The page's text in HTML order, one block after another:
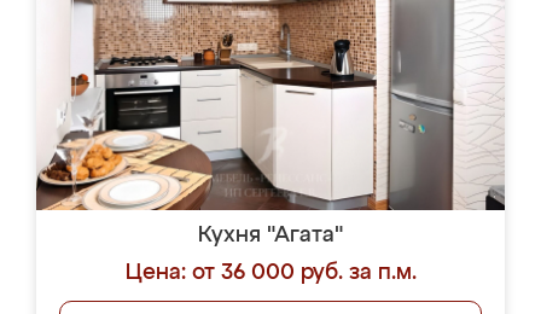
Кухня "Агата"
Цена: от 36 000 руб. за п.м.